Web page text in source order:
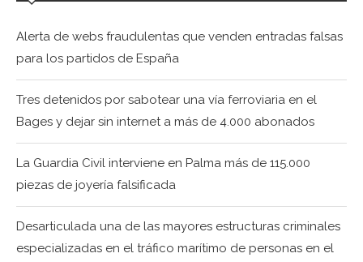
Alerta de webs fraudulentas que venden entradas falsas
para los partidos de España
Tres detenidos por sabotear una vía ferroviaria en el
Bages y dejar sin internet a más de 4.000 abonados
La Guardia Civil interviene en Palma más de 115.000
piezas de joyería falsificada
Desarticulada una de las mayores estructuras criminales
especializadas en el tráfico marítimo de personas en el